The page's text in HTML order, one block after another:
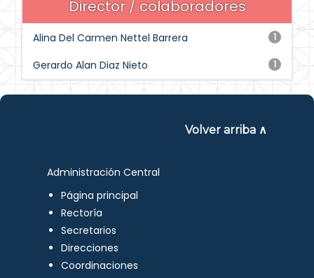
Director / colaboradores
1
Alina Del Carmen Nettel Barrera
1
Gerardo Alan Diaz Nieto
Volver arriba ∧
Administración Central
Página principal
Rectoría
Secretarios
Direcciones
Coordinaciones